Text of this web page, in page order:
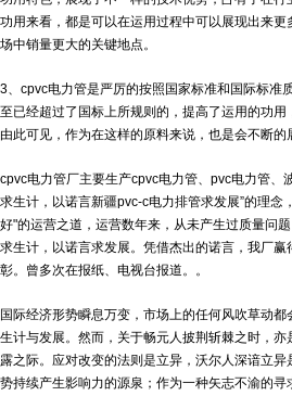
功用来看，都是可以在运用过程中可以展现出来
场中销量更大的关键地点。
3、cpvc电力管是严厉的按照国家标准和国际标准
至已经超过了国标上所规则的，提高了运用的功用
由此可见，作为在这样的原料来说，也是会不断的
cpvc电力管厂主要生产cpvc电力管、pvc电力管、
求生计，以诺言新疆pvc-c电力排管求发展”的理念
好"的运营之道，运营数年来，从未产生过质量问
求生计，以诺言求发展。凭借杰出的诺言，我厂
彰。曾多次在报纸、电视台报道。。
国际经济形势瞬息万变，市场上的任何风吹草动
生计与发展。然而，关于畅元人披荆斩棘之时，亦
露之际。应对改变的法则是立异，沃尔人深谙立
势持续产生影响力的源泉；作为一种矢志不渝的